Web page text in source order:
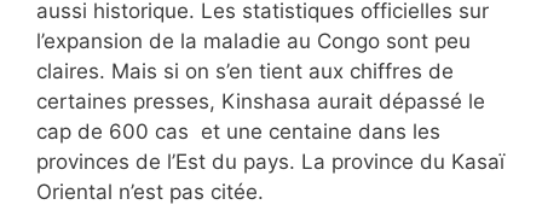
aussi historique. Les statistiques officielles sur
l’expansion de la maladie au Congo sont peu
claires. Mais si on s’en tient aux chiffres de
certaines presses, Kinshasa aurait dépassé le
cap de 600 cas et une centaine dans les
provinces de l’Est du pays. La province du Kasaï
Oriental n’est pas citée.